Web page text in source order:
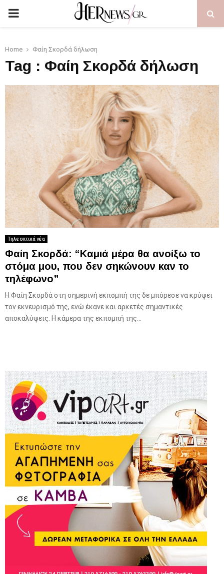
PRIMARY
Home Φαίη Σκορδά δήλωση
Tag : Φαίη Σκορδά δήλωση
Τηλεοπτικά νέα
Φαίη Σκορδά: “Kαμιά μέρα θα ανοίξω το
στόμα μου, που δεν σηκώνουν καν το
τηλέφωνο”
H Φαίη Σκορδά στη σημερινή εκπομπή της δε μπόρεσε να κρύψει
τον εκνευρισμό της, ενώ έκανε και αρκετές σημαντικές
αποκαλύψεις. H κάμερα της εκπομπή της...